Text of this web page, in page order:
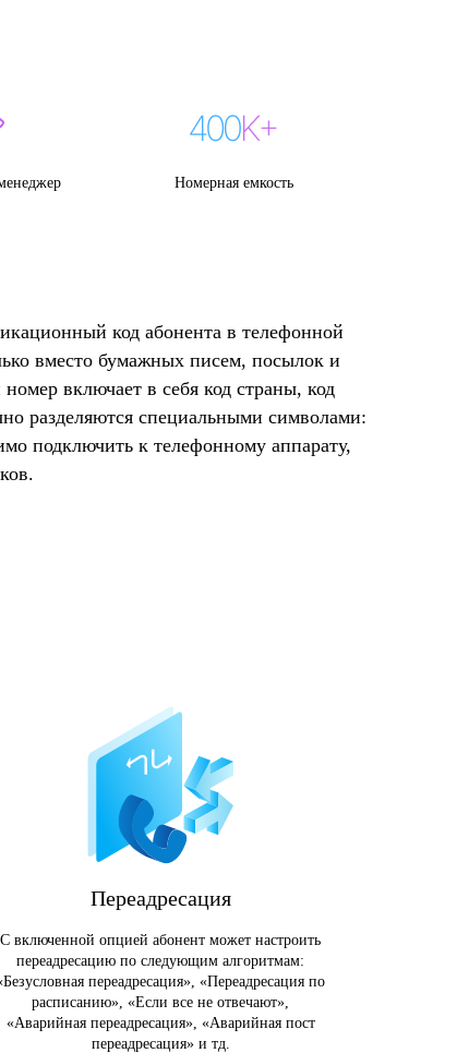
Номерная емкость
код абонента в телефонной
вместо бумажных писем, посылок и
включает в себя код страны, код
разделяются специальными символами:
подключить к телефонному аппарату,
Переадресация
С включенной опцией абонент может настроить
переадресацию по следующим алгоритмам:
переадресация», «Переадресация по
расписанию», «Если все не отвечают»,
«Аварийная переадресация», «Аварийная пост
переадресация» и тд.